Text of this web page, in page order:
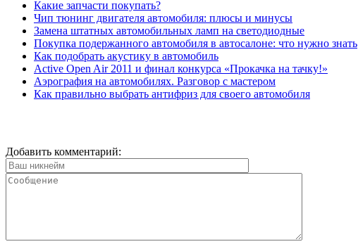
Какие запчасти покупать?
Чип тюнинг двигателя автомобиля: плюсы и минусы
Замена штатных автомобильных ламп на светодиодные
Покупка подержанного автомобиля в автосалоне: что нужно знать
Как подобрать акустику в автомобиль
Active Open Air 2011 и финал конкурса «Прокачка на тачку!»
Аэрография на автомобилях. Разговор с мастером
Как правильно выбрать антифриз для своего автомобиля
Добавить комментарий: